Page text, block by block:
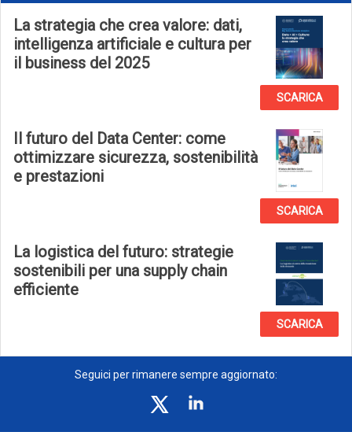
La strategia che crea valore: dati,
intelligenza artificiale e cultura per
il business del 2025
SCARICA
Il futuro del Data Center: come
ottimizzare sicurezza, sostenibilità
e prestazioni
SCARICA
La logistica del futuro: strategie
sostenibili per una supply chain
efficiente
SCARICA
Seguici per rimanere sempre aggiornato: